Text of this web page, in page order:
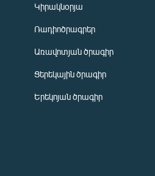
Կիրակնօրյա
Ռադիոծրագրեր
Առավոտյան ծրագիր
Ցերեկային ծրագիր
Երեկոյան ծրագիր